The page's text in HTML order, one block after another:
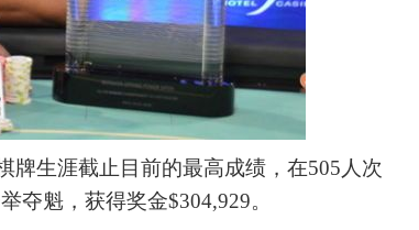
牌生涯截止目前的最高成绩，在505人次
夺魁，获得奖金$304,929。